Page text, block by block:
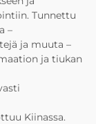
Tunnettu
–
ja muuta –
ja tiukan
Kiinassa.